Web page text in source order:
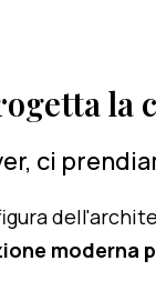
la
ci
moderna